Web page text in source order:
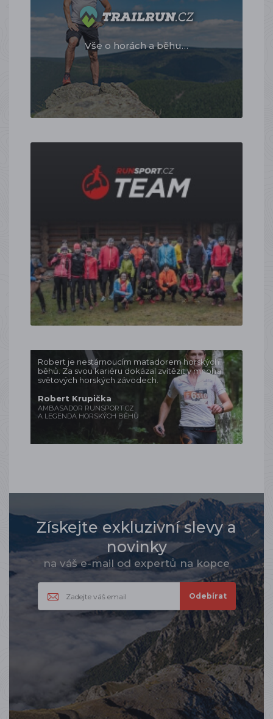
Vše o horách a běhu…
Robert je nestárnoucím matadorem horských
běhů. Za svou kariéru dokázal zvítězit v mnoha
světových horských závodech.
Robert Krupička
AMBASADOR RUNSPORT.CZ
A LEGENDA HORSKÝCH BĚHŮ
Získejte exkluzivní slevy a
novinky
na váš e-mail od expertů na kopce